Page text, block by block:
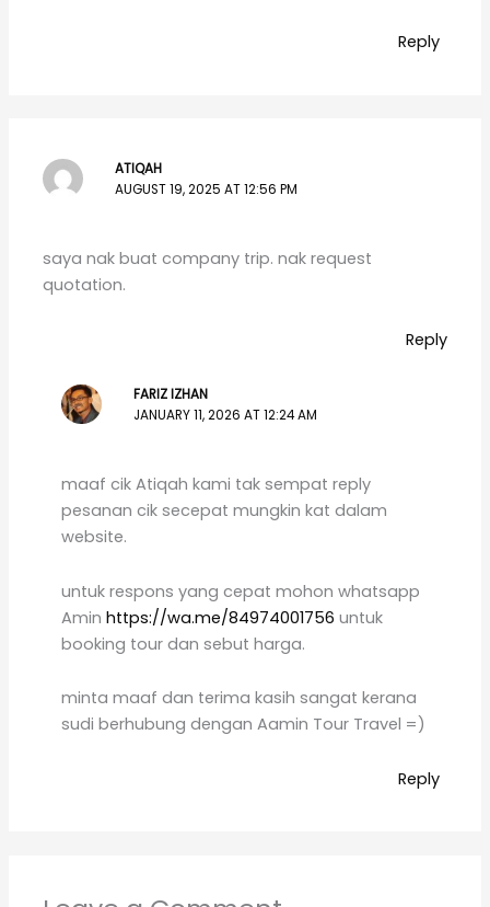
Reply
ATIQAH
AUGUST 19, 2025 AT 12:56 PM
saya nak buat company trip. nak request
quotation.
Reply
FARIZ IZHAN
JANUARY 11, 2026 AT 12:24 AM
maaf cik Atiqah kami tak sempat reply
pesanan cik secepat mungkin kat dalam
website.
untuk respons yang cepat mohon whatsapp
Aminhttps://wa.me/84974001756 untuk
booking tour dan sebut harga.
minta maaf dan terima kasih sangat kerana
sudi berhubung dengan Aamin Tour Travel =)
Reply